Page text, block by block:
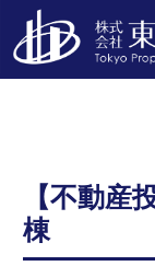
【不動産
棟